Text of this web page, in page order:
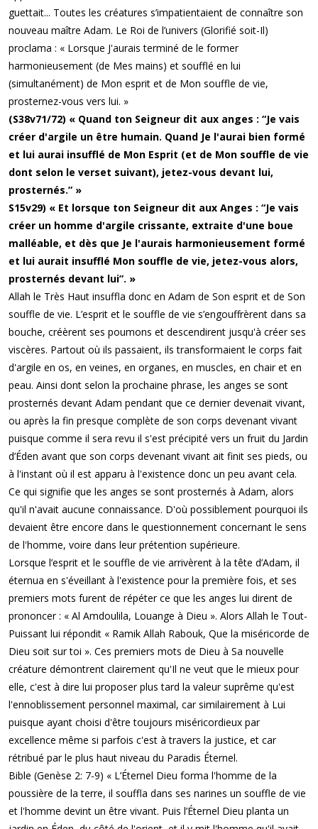
guettait... Toutes les créatures s’impatientaient de connaître son
nouveau maître Adam. Le Roi de l’univers (Glorifié soit-Il)
proclama : « Lorsque J'aurais terminé de le former
harmonieusement (de Mes mains) et soufflé en lui
(simultanément) de Mon esprit et de Mon souffle de vie,
prosternez-vous vers lui. »
(S38v71/72) « Quand ton Seigneur dit aux anges : “Je vais
créer d'argile un être humain. Quand Je l'aurai bien formé
et lui aurai insufflé de Mon Esprit (et de Mon souffle de vie
dont selon le verset suivant), jetez-vous devant lui,
prosternés.” »
S15v29) « Et lorsque ton Seigneur dit aux Anges : “Je vais
créer un homme d'argile crissante, extraite d'une boue
malléable, et dès que Je l'aurais harmonieusement formé
et lui aurait insufflé Mon souffle de vie, jetez-vous alors,
prosternés devant lui”. »
Allah le Très Haut insuffla donc en Adam de Son esprit et de Son
souffle de vie. L’esprit et le souffle de vie s’engouffrèrent dans sa
bouche, créèrent ses poumons et descendirent jusqu'à créer ses
viscères. Partout où ils passaient, ils transformaient le corps fait
d'argile en os, en veines, en organes, en muscles, en chair et en
peau. Ainsi dont selon la prochaine phrase, les anges se sont
prosternés devant Adam pendant que ce dernier devenait vivant,
ou après la fin presque complète de son corps devenant vivant
puisque comme il sera revu il s'est précipité vers un fruit du Jardin
d’Éden avant que son corps devenant vivant ait finit ses pieds, ou
à l'instant où il est apparu à l'existence donc un peu avant cela.
Ce qui signifie que les anges se sont prosternés à Adam, alors
qu'il n'avait aucune connaissance. D'où possiblement pourquoi ils
devaient être encore dans le questionnement concernant le sens
de l'homme, voire dans leur prétention supérieure.
Lorsque l’esprit et le souffle de vie arrivèrent à la tête d’Adam, il
éternua en s'éveillant à l'existence pour la première fois, et ses
premiers mots furent de répéter ce que les anges lui dirent de
prononcer : « Al Amdoulila, Louange à Dieu ». Alors Allah le Tout-
Puissant lui répondit « Ramik Allah Rabouk, Que la miséricorde de
Dieu soit sur toi ». Ces premiers mots de Dieu à Sa nouvelle
créature démontrent clairement qu'Il ne veut que le mieux pour
elle, c'est à dire lui proposer plus tard la valeur suprême qu'est
l'ennoblissement personnel maximal, car similairement à Lui
puisque ayant choisi d'être toujours miséricordieux par
excellence même si parfois c'est à travers la justice, et car
rétribué par le plus haut niveau du Paradis Éternel.
Bible (Genèse 2: 7-9) « L’Éternel Dieu forma l'homme de la
poussière de la terre, il souffla dans ses narines un souffle de vie
et l'homme devint un être vivant. Puis l’Éternel Dieu planta un